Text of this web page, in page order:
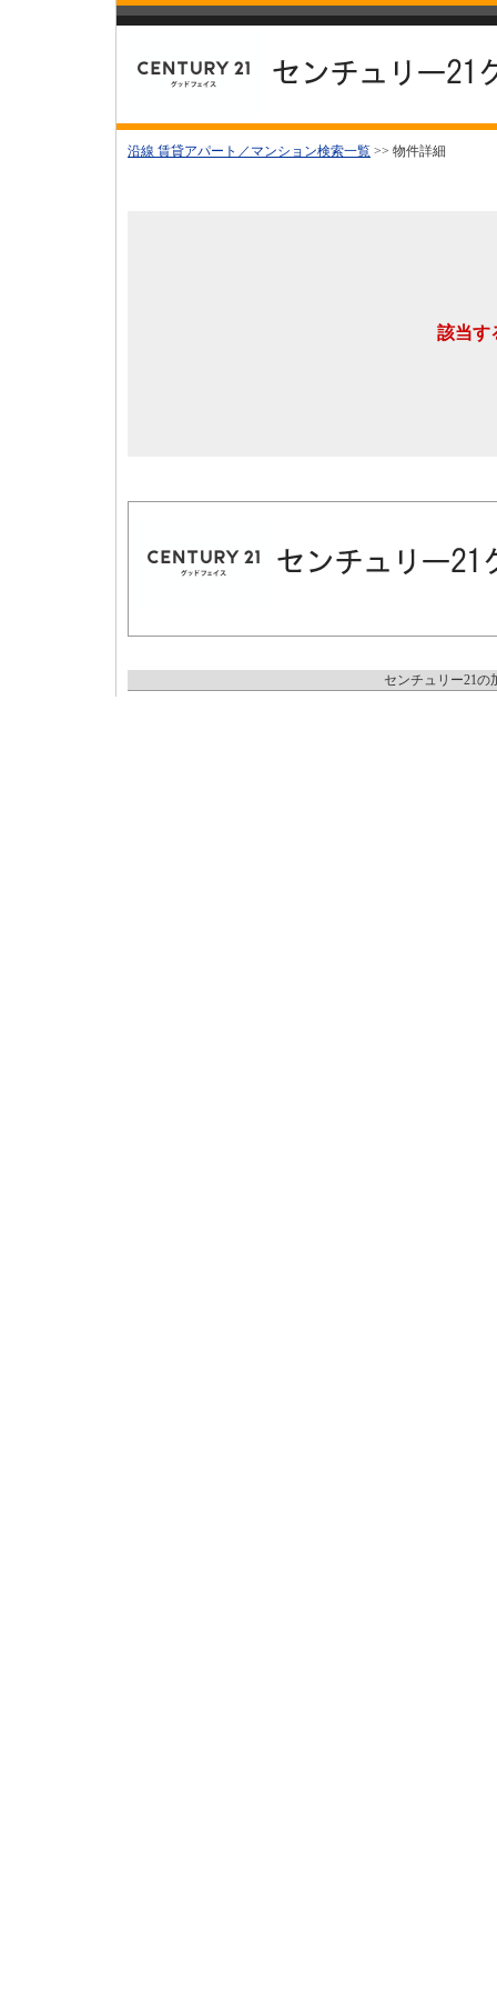
沿線 賃貸アパート／マンション検索一覧 >> 物件詳細
該当す
センチュリー21の